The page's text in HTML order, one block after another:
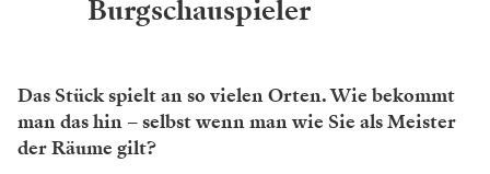
Burgschauspieler
Das Stück spielt an so vielen Orten. Wie bekommt
man das hin – selbst wenn man wie Sie als Meister
der Räume gilt?